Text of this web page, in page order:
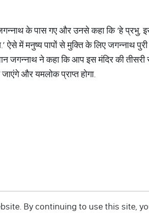
के पास गए और उनसे कहा कि ‘हे प्रभु,
ऐसे में मनुष्य पापों से मुक्ति के लिए जगन्नाथ
जगन्नाथ ने कहा कि आप इस मंदिर की तीसरी
और यमलोक प्राप्त होगा.
By continuing to use this site,